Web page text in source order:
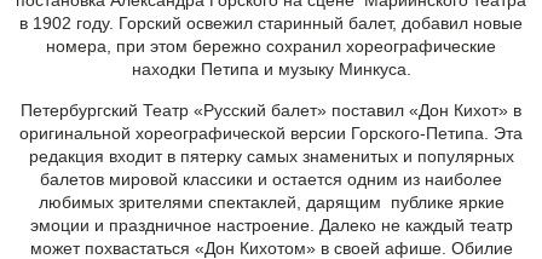
в 1902 году. Горский освежил старинный балет, добавил новые
номера, при этом бережно сохранил хореографические
находки Петипа и музыку Минкуса.
Петербургский Театр «Русский балет» поставил «Дон Кихот» в
оригинальной хореографической версии Горского-Петипа. Эта
редакция входит в пятерку самых знаменитых и популярных
балетов мировой классики и остается одним из наиболее
любимых зрителями спектаклей, дарящим публике яркие
эмоции и праздничное настроение. Далеко не каждый театр
может похвастаться «Дон Кихотом» в своей афише. Обилие